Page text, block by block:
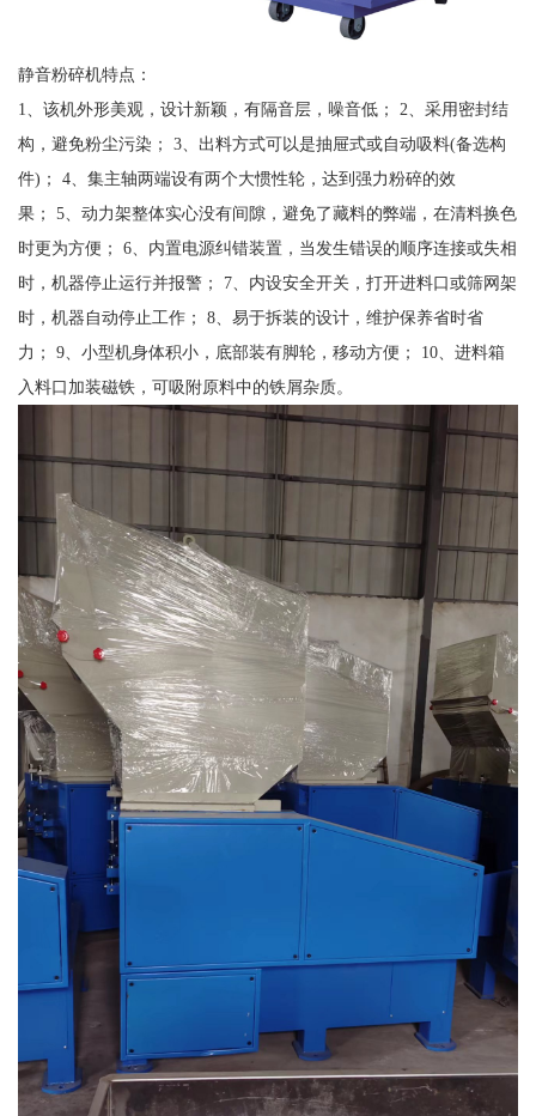
静音粉碎机特点：
1、该机外形美观，设计新颖，有隔音层，噪音低； 2、采用密封结
构，避免粉尘污染； 3、出料方式可以是抽屉式或自动吸料(备选构
件)； 4、集主轴两端设有两个大惯性轮，达到强力粉碎的效
果； 5、动力架整体实心没有间隙，避免了藏料的弊端，在清料换色
时更为方便； 6、内置电源纠错装置，当发生错误的顺序连接或失相
时，机器停止运行并报警； 7、内设安全开关，打开进料口或筛网架
时，机器自动停止工作； 8、易于拆装的设计，维护保养省时省
力； 9、小型机身体积小，底部装有脚轮，移动方便； 10、进料箱
入料口加装磁铁，可吸附原料中的铁屑杂质。